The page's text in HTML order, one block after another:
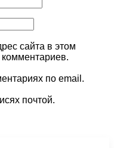
сайта в этом
по email.
почтой.